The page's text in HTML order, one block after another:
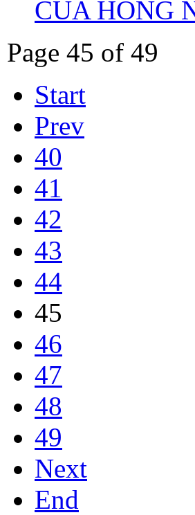
CỦA HỒNG
Page 45 of 49
Start
Prev
40
41
42
43
44
45
46
47
48
49
Next
End